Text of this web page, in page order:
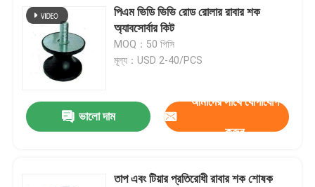
পিএম ভিডি ভিভি রোড রোলার রাবার শক
অ্যাবসোর্বার কিট
MOQ：50 পিসি
মূল্য：USD 2-40/PCS
ভালো দাম
আমাদের সাথে যোগাযোগ
করুন
তাপ এবং টিয়ার প্রতিরোধী রাবার শক শোষক